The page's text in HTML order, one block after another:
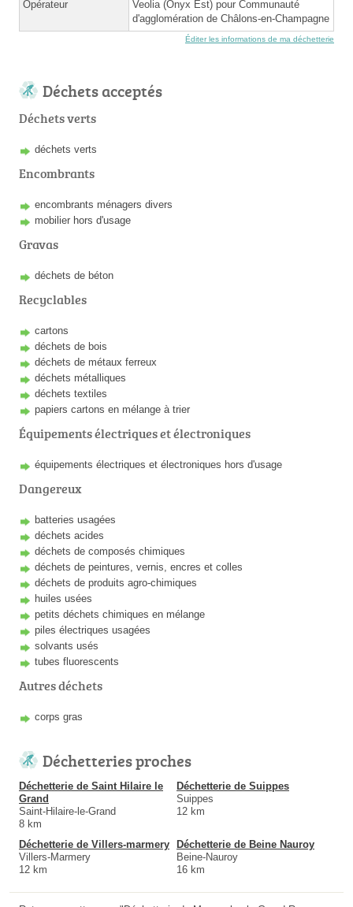
Opérateur
Veolia (Onyx Est) pour Communauté
d'agglomération de Châlons-en-Champagne
Éditer les informations de ma déchetterie
Déchets acceptés
Déchets verts
déchets verts
Encombrants
encombrants ménagers divers
mobilier hors d'usage
Gravas
déchets de béton
Recyclables
cartons
déchets de bois
déchets de métaux ferreux
déchets métalliques
déchets textiles
papiers cartons en mélange à trier
Équipements électriques et électroniques
équipements électriques et électroniques hors d'usage
Dangereux
batteries usagées
déchets acides
déchets de composés chimiques
déchets de peintures, vernis, encres et colles
déchets de produits agro-chimiques
huiles usées
petits déchets chimiques en mélange
piles électriques usagées
solvants usés
tubes fluorescents
Autres déchets
corps gras
Déchetteries proches
Déchetterie de Saint Hilaire le
Grand
Saint-Hilaire-le-Grand
8 km
Déchetterie de Suippes
Suippes
12 km
Déchetterie de Villers-marmery
Villers-Marmery
12 km
Déchetterie de Beine Nauroy
Beine-Nauroy
16 km